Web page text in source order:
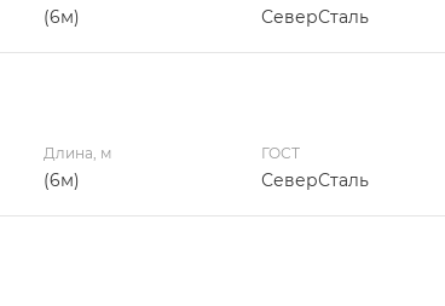
(6м) СеверСталь
Длина, м
(6м)
ГОСТ
СеверСталь